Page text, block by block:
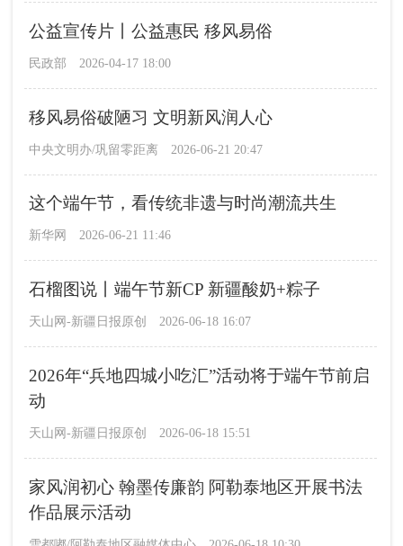
公益宣传片丨公益惠民 移风易俗
民政部 2026-04-17 18:00
移风易俗破陋习 文明新风润人心
中央文明办/巩留零距离 2026-06-21 20:47
这个端午节，看传统非遗与时尚潮流共生
新华网 2026-06-21 11:46
石榴图说丨端午节新CP 新疆酸奶+粽子
天山网-新疆日报原创 2026-06-18 16:07
2026年“兵地四城小吃汇”活动将于端午节前启
动
天山网-新疆日报原创 2026-06-18 15:51
家风润初心 翰墨传廉韵 阿勒泰地区开展书法
作品展示活动